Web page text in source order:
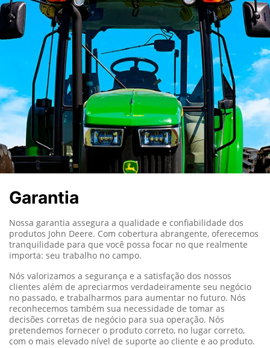
Garantia
Nossa garantia assegura a qualidade e confiabilidade dos
produtos John Deere. Com cobertura abrangente, oferecemos
tranquilidade para que você possa focar no que realmente
importa: seu trabalho no campo.
Nós valorizamos a segurança e a satisfação dos nossos
clientes além de apreciarmos verdadeiramente seu negócio
no passado, e trabalharmos para aumentar no futuro. Nós
reconhecemos também sua necessidade de tomar as
decisões corretas de negócio para sua operação. Nós
pretendemos fornecer o produto correto, no lugar correto,
com o mais elevado nível de suporte ao cliente e ao produto.